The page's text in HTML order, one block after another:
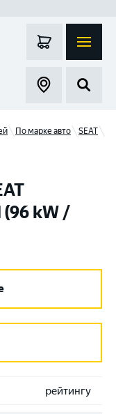
По марке авто
SEAT
(96 kW /
рейтингу